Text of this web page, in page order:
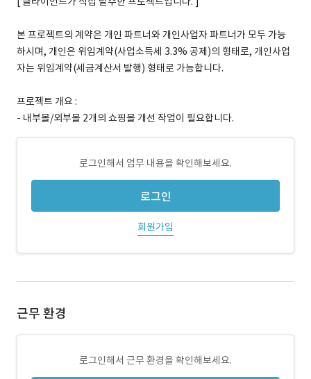
본 프로젝트의 계약은 개인 파트너와 개인사업자 파트너가 모두 가능
하시며, 개인은 위임계약(사업소득세 3.3% 공제)의 형태로, 개인사업
자는 위임계약(세금계산서 발행) 형태로 가능합니다.
프로젝트 개요 :
- 내부몰/외부몰 2개의 쇼핑몰 개선 작업이 필요합니다.
로그인해서 업무 내용을 확인해보세요.
로그인
회원가입
근무 환경
로그인해서 근무 환경을 확인해보세요.